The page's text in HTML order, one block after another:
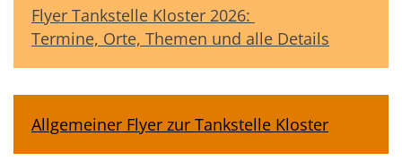
Flyer Tankstelle Kloster 2026:
Termine, Orte, Themen und alle Details
Allgemeiner Flyer zur Tankstelle Kloster